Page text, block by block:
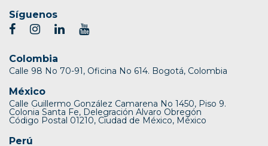
Síguenos
Colombia
Calle 98 No 70-91, Oficina No 614. Bogotá, Colombia
México
Calle Guillermo González Camarena No 1450, Piso 9.
Colonia Santa Fe, Delegración Alvaro Obregón
Código Postal 01210, Ciudad de México, México
Perú